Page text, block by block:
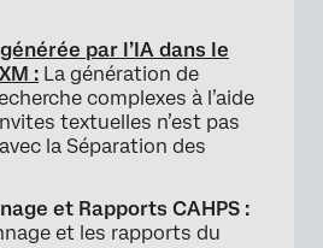
par l’IA dans le
: La génération de
complexes à l’aide
textuelles n’est pas
la Séparation des
et Rapports CAHPS :
et les rapports du